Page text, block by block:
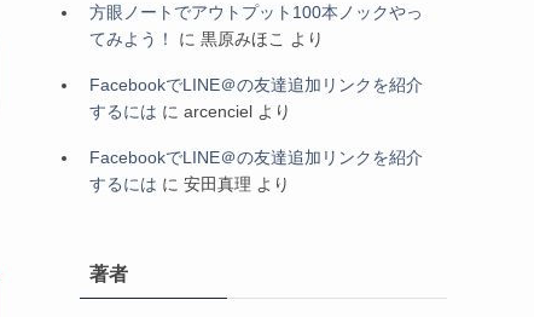
方眼ノートでアウトプット100本ノックやっ
てみよう！
に 黒原みほこ より
FacebookでLINE＠の友達追加リンクを紹介
するには に arcenciel より
FacebookでLINE＠の友達追加リンクを紹介
するには に 安田真理 より
著者